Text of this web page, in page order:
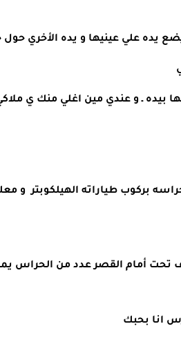
يده علي عينيها و يده الأخري
بيده ـ و عندي مين اغلي منك ي
بركوب طياراته الهيلكوبتر  و
انا بحبك